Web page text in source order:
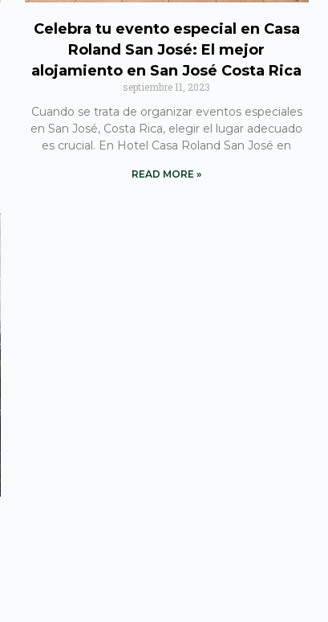
Celebra tu evento especial en Casa
Roland San José: El mejor
alojamiento en San José Costa Rica
septiembre 11, 2023
Cuando se trata de organizar eventos especiales
en San José, Costa Rica, elegir el lugar adecuado
es crucial. En Hotel Casa Roland San José en
READ MORE »